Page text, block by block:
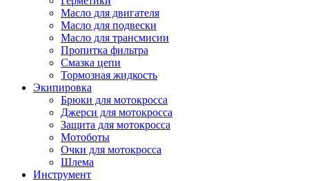
Масло для двигателя
Масло для подвески
Масло для трансмисии
Пропитка фильтра
Смазка цепи
Тормозная жидкость
Экипировка
Брюки для мотокросса
Джерси для мотокросса
Защита для мотокросса
Мотоботы
Очки для мотокросса
Шлема
Инструмент